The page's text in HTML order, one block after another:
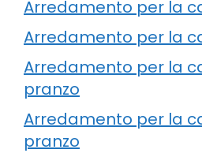
Arredamento per la
Arredamento per la
Arredamento per la
pranzo
Arredamento per la
pranzo